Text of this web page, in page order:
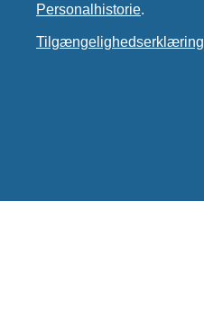
Personalhistorie.
Tilgængelighedserklæring